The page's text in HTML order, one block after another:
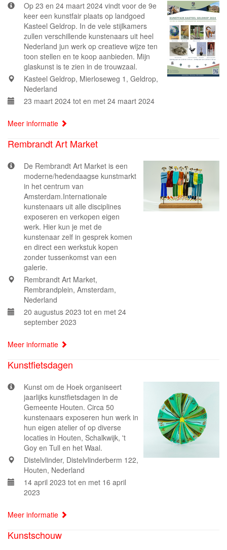
Op 23 en 24 maart 2024 vindt voor de 9e
keer een kunstfair plaats op landgoed
Kasteel Geldrop. In de vele stijlkamers
zullen verschillende kunstenaars uit heel
Nederland jun werk op creatieve wijze ten
toon stellen en te koop aanbieden. Mijn
glaskunst is te zien in de trouwzaal.
Kasteel Geldrop, Mierloseweg 1, Geldrop,
Nederland
23 maart 2024 tot en met 24 maart 2024
Meer informatie
Rembrandt Art Market
De Rembrandt Art Market is een
moderne/hedendaagse kunstmarkt
in het centrum van
Amsterdam.Internationale
kunstenaars uit alle disciplines
exposeren en verkopen eigen
werk. Hier kun je met de
kunstenaar zelf in gesprek komen
en direct een werkstuk kopen
zonder tussenkomst van een
galerie.
Rembrandt Art Market,
Rembrandplein, Amsterdam,
Nederland
20 augustus 2023 tot en met 24
september 2023
Meer informatie
Kunstfietsdagen
Kunst om de Hoek organiseert
jaarlijks kunstfietsdagen in de
Gemeente Houten. Circa 50
kunstenaars exposeren hun werk in
hun eigen atelier of op diverse
locaties in Houten, Schalkwijk, 't
Goy en Tull en het Waal.
Distelvlinder, Distelvlinderberm 122,
Houten, Nederland
14 april 2023 tot en met 16 april
2023
Meer informatie
Kunstschouw